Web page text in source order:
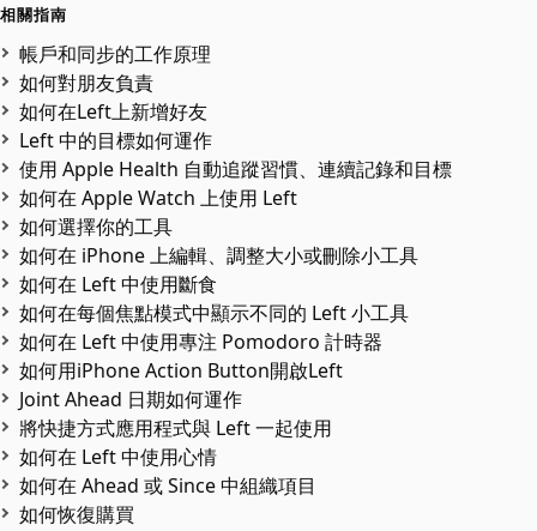
相關指南
帳戶和同步的工作原理
如何對朋友負責
如何在Left上新增好友
Left 中的目標如何運作
使用 Apple Health 自動追蹤習慣、連續記錄和目標
如何在 Apple Watch 上使用 Left
如何選擇你的工具
如何在 iPhone 上編輯、調整大小或刪除小工具
如何在 Left 中使用斷食
如何在每個焦點模式中顯示不同的 Left 小工具
如何在 Left 中使用專注 Pomodoro 計時器
如何用iPhone Action Button開啟Left
Joint Ahead 日期如何運作
將快捷方式應用程式與 Left 一起使用
如何在 Left 中使用心情
如何在 Ahead 或 Since 中組織項目
如何恢復購買